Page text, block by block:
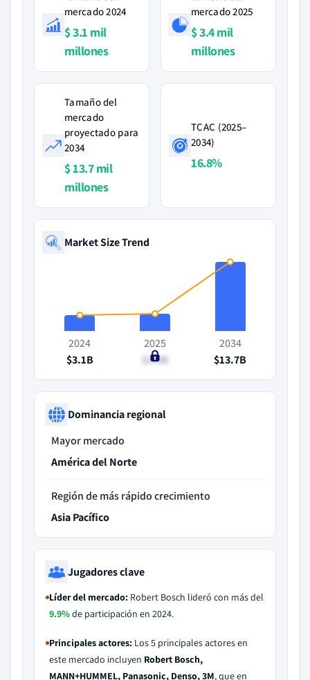
mercado 2024
$ 3.1 mil
millones
mercado 2025
$ 3.4 mil
millones
Tamaño del
mercado
proyectado para
2034
$ 13.7 mil
millones
TCAC (2025–
2034)
16.8%
Market Size Trend
2024
$3.1B
2025
$3.4B
2034
$13.7B
Dominancia regional
Mayor mercado
América del Norte
Región de más rápido crecimiento
Asia Pacífico
Jugadores clave
Líder del mercado: Robert Bosch lideró con más del
9.9%de participación en 2024.
Principales actores: Los 5 principales actores en
este mercado incluyen Robert Bosch,
MANN+HUMMEL, Panasonic, Denso, 3M, que en